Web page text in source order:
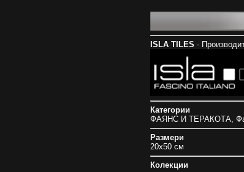
ISLA TILES -
Категории
ФАЯНС И ТЕРАКОТА,
Размери
20x50 см
Колекции